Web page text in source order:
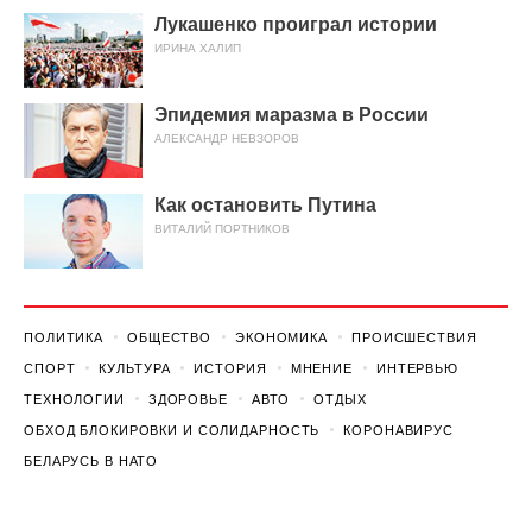
Лукашенко проиграл истории
ИРИНА ХАЛИП
Эпидемия маразма в России
АЛЕКСАНДР НЕВЗОРОВ
Как остановить Путина
ВИТАЛИЙ ПОРТНИКОВ
ПОЛИТИКА ОБЩЕСТВО ЭКОНОМИКА ПРОИСШЕСТВИЯ
СПОРТ КУЛЬТУРА ИСТОРИЯ МНЕНИЕ ИНТЕРВЬЮ
ТЕХНОЛОГИИ ЗДОРОВЬЕ АВТО ОТДЫХ
ОБХОД БЛОКИРОВКИ И СОЛИДАРНОСТЬ КОРОНАВИРУС
БЕЛАРУСЬ В НАТО